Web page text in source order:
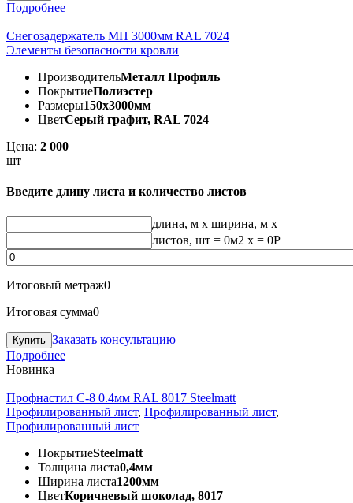
Подробнее
Снегозадержатель МП 3000мм RAL 7024
Элементы безопасности кровли
ПроизводительМеталл Профиль
ПокрытиеПолиэстер
Размеры150х3000мм
ЦветСерый графит, RAL 7024
Цена: 2 000
шт
Введите длину листа и количество листов
длина, м x ширина, м x
листов, шт = 0м2 x = 0Р
Итоговый метраж0
Итоговая сумма0
Заказать консультацию
Подробнее
Новинка
Профнастил С-8 0.4мм RAL 8017 Steelmatt
Профилированный лист, Профилированный лист,
Профилированный лист
ПокрытиеSteelmatt
Толщина листа0,4мм
Ширина листа1200мм
ЦветКоричневый шоколад, 8017